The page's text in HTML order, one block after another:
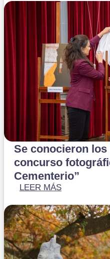
Se conocieron los
concurso
Cementerio”
LEER MÁS